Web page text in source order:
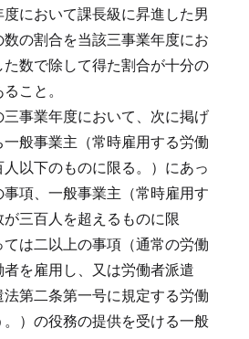
において課長級に昇進した男
の割合を当該三事業年度にお
た数で除して得た割合が十分の
こと。
三事業年度において、次に掲げ
一般事業主（常時雇用する労働
以下のものに限る。）にあっ
項、一般事業主（常時雇用す
が三百人を超えるものに限
ては二以上の事項（通常の労働
を雇用し、又は労働者派遣
法第二条第一号に規定する労働
）の役務の提供を受ける一般